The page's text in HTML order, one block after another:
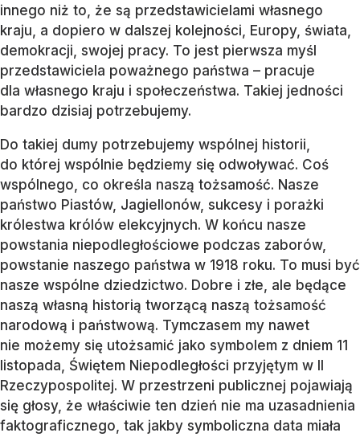
innego niż to, że są przedstawicielami własnego
kraju, a dopiero w dalszej kolejności, Europy, świata,
demokracji, swojej pracy. To jest pierwsza myśl
przedstawiciela poważnego państwa – pracuje
dla własnego kraju i społeczeństwa. Takiej jedności
bardzo dzisiaj potrzebujemy.
Do takiej dumy potrzebujemy wspólnej historii,
do której wspólnie będziemy się odwoływać. Coś
wspólnego, co określa naszą tożsamość. Nasze
państwo Piastów, Jagiellonów, sukcesy i porażki
królestwa królów elekcyjnych. W końcu nasze
powstania niepodległościowe podczas zaborów,
powstanie naszego państwa w 1918 roku. To musi być
nasze wspólne dziedzictwo. Dobre i złe, ale będące
naszą własną historią tworzącą naszą tożsamość
narodową i państwową. Tymczasem my nawet
nie możemy się utożsamić jako symbolem z dniem 11
listopada, Świętem Niepodległości przyjętym w II
Rzeczypospolitej. W przestrzeni publicznej pojawiają
się głosy, że właściwie ten dzień nie ma uzasadnienia
faktograficznego, tak jakby symboliczna data miała